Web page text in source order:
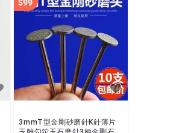
3mmT型金剛砂磨針K針薄片